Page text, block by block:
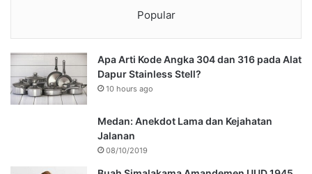
Popular
Apa Arti Kode Angka 304 dan 316 pada Alat
Dapur Stainless Stell?
10 hours ago
Medan: Anekdot Lama dan Kejahatan
Jalanan
08/10/2019